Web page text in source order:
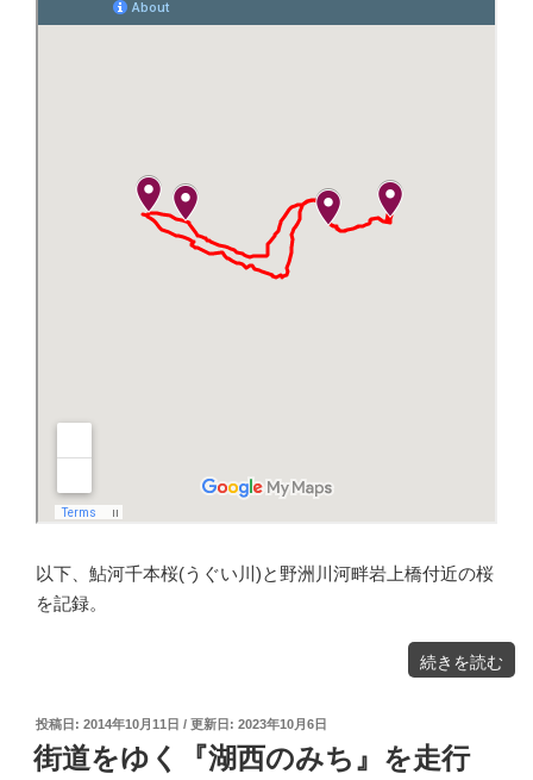
以下、鮎河千本桜(うぐい川)と野洲川河畔岩上橋付近の桜
を記録。
"滋
賀
県
鮎
河
千
続きを読む
投
稿
日:
2014年10月11日 2023年10月6日
街道をゆく『湖西のみち』を走行